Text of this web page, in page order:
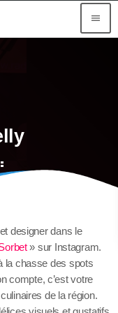
menu
designer dans le
» sur Instagram.
la chasse des spots
compte, c’est votre
de la région.